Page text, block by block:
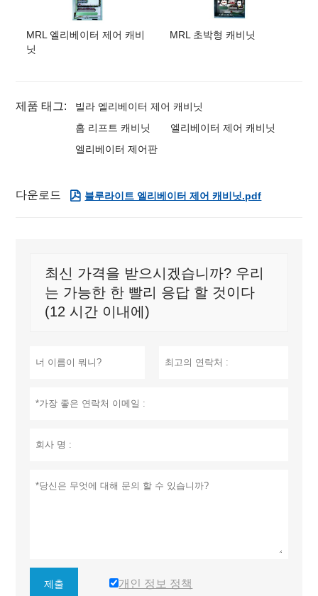
MRL 엘리베이터 제어 캐비
닛
MRL 초박형 캐비닛
제품 태그:
빌라 엘리베이터 제어 캐비닛
홈 리프트 캐비닛
엘리베이터 제어 캐비닛
엘리베이터 제어판
다운로드  블루라이트 엘리베이터 제어 캐비닛.pdf
최신 가격을 받으시겠습니까? 우리
는 가능한 한 빨리 응답 할 것이다
(12 시간 이내에)
제출 개인 정보 정책